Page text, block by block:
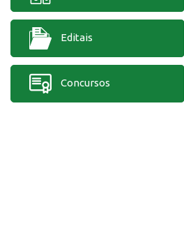
Editais
Concursos